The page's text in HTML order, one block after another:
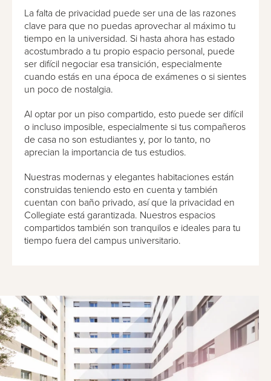
La falta de privacidad puede ser una de las razones
clave para que no puedas aprovechar al máximo tu
tiempo en la universidad. Si hasta ahora has estado
acostumbrado a tu propio espacio personal, puede
ser difícil negociar esa transición, especialmente
cuando estás en una época de exámenes o si sientes
un poco de nostalgia.
Al optar por un piso compartido, esto puede ser difícil
o incluso imposible, especialmente si tus compañeros
de casa no son estudiantes y, por lo tanto, no
aprecian la importancia de tus estudios.
Nuestras modernas y elegantes habitaciones están
construidas teniendo esto en cuenta y también
cuentan con baño privado, así que la privacidad en
Collegiate está garantizada. Nuestros espacios
compartidos también son tranquilos e ideales para tu
tiempo fuera del campus universitario.